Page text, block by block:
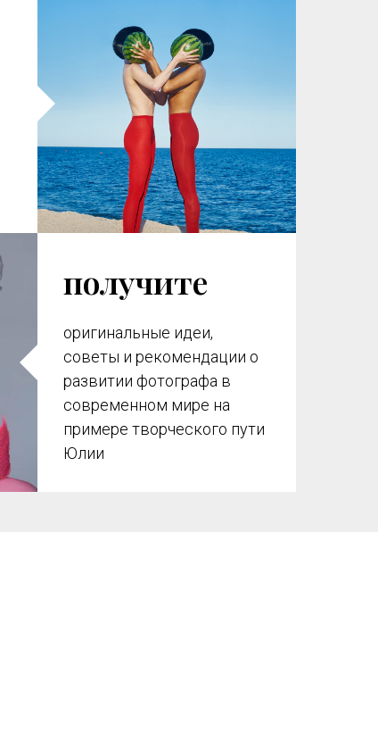
получите
оригинальные идеи,
советы и рекомендации о
развитии фотографа в
современном мире на
примере творческого пути
Юлии